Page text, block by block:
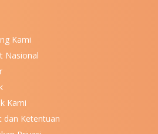
Kami
Nasional
Kami
dan Ketentuan